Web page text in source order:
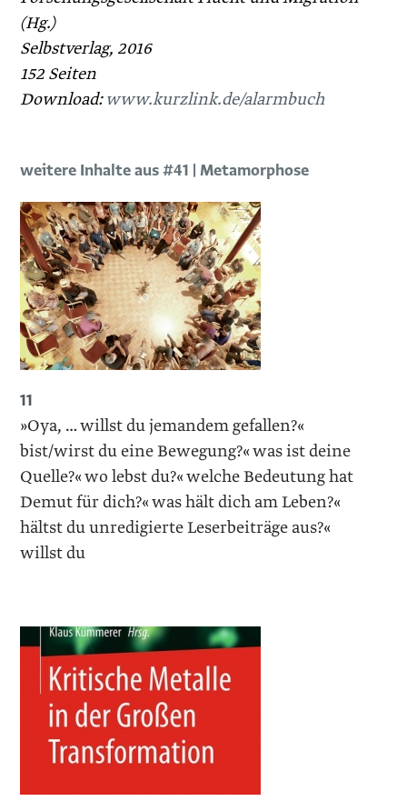
(Hg.)
Selbstverlag, 2016
152 Seiten
Download:www.kurzlink.de/alarmbuch
weitere Inhalte aus #41 | Metamorphose
11
»Oya, … willst du jemandem gefallen?«
bist/wirst du eine Bewegung?« was ist deine
Quelle?« wo lebst du?« welche Bedeutung hat
Demut für dich?« was hält dich am Leben?«
hältst du unredigierte Leserbeiträge aus?«
willst du